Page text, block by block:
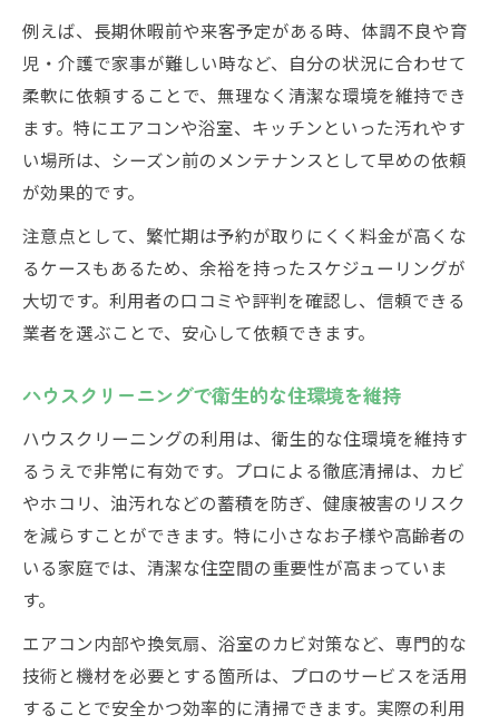
例えば、長期休暇前や来客予定がある時、体調不良や育
児・介護で家事が難しい時など、自分の状況に合わせて
柔軟に依頼することで、無理なく清潔な環境を維持でき
ます。特にエアコンや浴室、キッチンといった汚れやす
い場所は、シーズン前のメンテナンスとして早めの依頼
が効果的です。
注意点として、繁忙期は予約が取りにくく料金が高くな
るケースもあるため、余裕を持ったスケジューリングが
大切です。利用者の口コミや評判を確認し、信頼できる
業者を選ぶことで、安心して依頼できます。
ハウスクリーニングで衛生的な住環境を維持
ハウスクリーニングの利用は、衛生的な住環境を維持す
るうえで非常に有効です。プロによる徹底清掃は、カビ
やホコリ、油汚れなどの蓄積を防ぎ、健康被害のリスク
を減らすことができます。特に小さなお子様や高齢者の
いる家庭では、清潔な住空間の重要性が高まっていま
す。
エアコン内部や換気扇、浴室のカビ対策など、専門的な
技術と機材を必要とする箇所は、プロのサービスを活用
することで安全かつ効率的に清掃できます。実際の利用